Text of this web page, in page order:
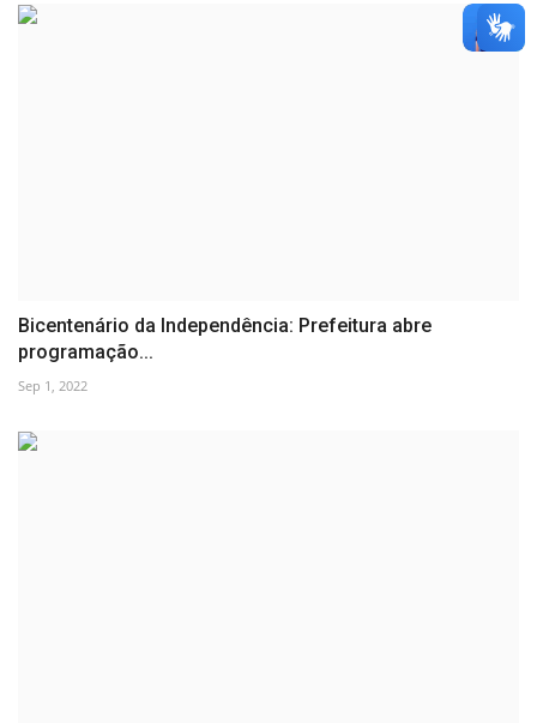
Bicentenário da Independência: Prefeitura abre
programação...
Sep 1, 2022